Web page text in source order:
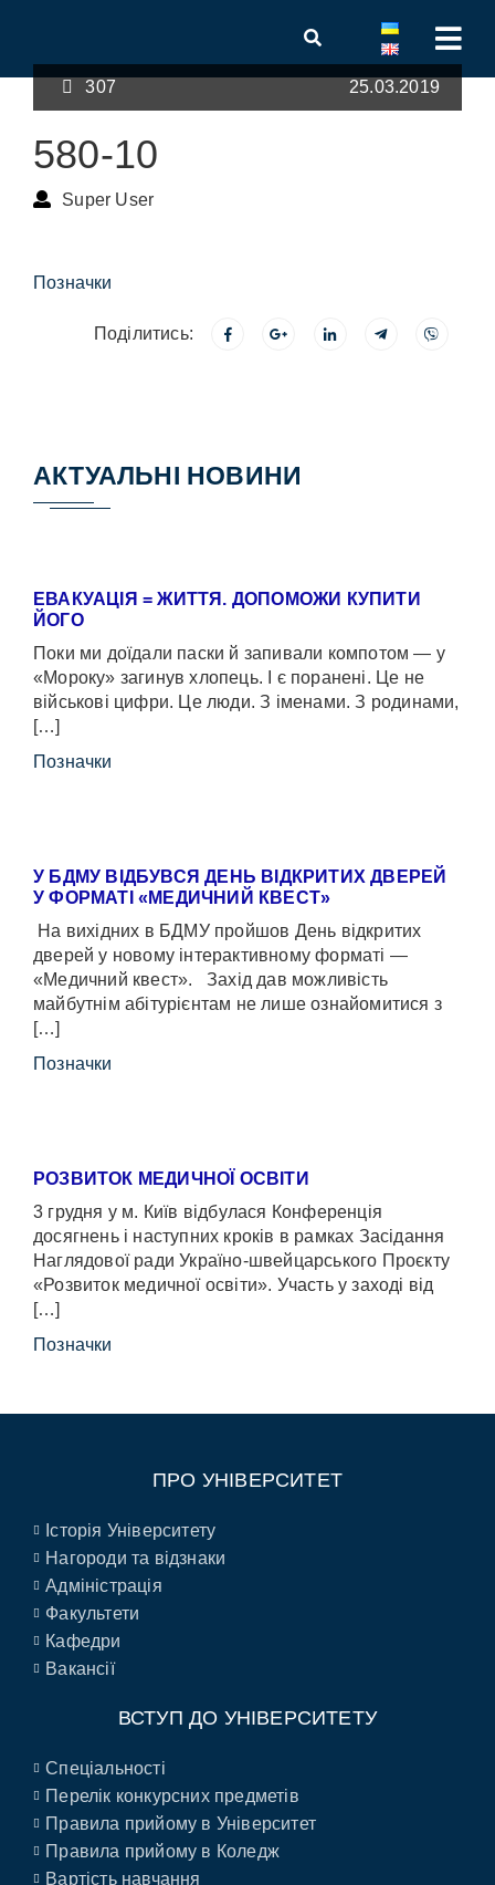
307 25.03.2019
580-10
Super User
Позначки
Поділитись:
АКТУАЛЬНІ НОВИНИ
ЕВАКУАЦІЯ = ЖИТТЯ. ДОПОМОЖИ КУПИТИ
ЙОГО
Поки ми доїдали паски й запивали компотом — у
«Мороку» загинув хлопець. І є поранені. Це не
військові цифри. Це люди. З іменами. З родинами,
[…]
Позначки
У БДМУ ВІДБУВСЯ ДЕНЬ ВІДКРИТИХ ДВЕРЕЙ
У ФОРМАТІ «МЕДИЧНИЙ КВЕСТ»
На вихідних в БДМУ пройшов День відкритих
дверей у новому інтерактивному форматі —
«Медичний квест». Захід дав можливість
майбутнім абітурієнтам не лише ознайомитися з
[…]
Позначки
РОЗВИТОК МЕДИЧНОЇ ОСВІТИ
3 грудня у м. Київ відбулася Конференція
досягнень і наступних кроків в рамках Засідання
Наглядової ради Україно-швейцарського Проєкту
«Розвиток медичної освіти». Участь у заході від
[…]
Позначки
ПРО УНІВЕРСИТЕТ
Історія Університету
Нагороди та відзнаки
Адміністрація
Факультети
Кафедри
Вакансії
ВСТУП ДО УНІВЕРСИТЕТУ
Спеціальності
Перелік конкурсних предметів
Правила прийому в Університет
Правила прийому в Коледж
Вартість навчання